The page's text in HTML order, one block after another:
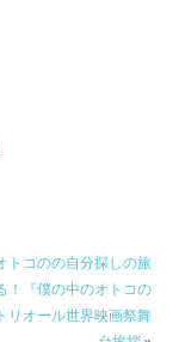
トコのの自分探しの旅
！『僕の中のオトコの
リオール世界映画祭舞